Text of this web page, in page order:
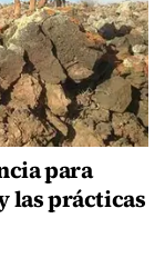
para
las prácticas